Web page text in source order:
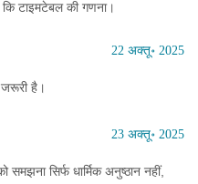
टाइमटेबल की गणना।
22 अक्तू॰ 2025
है।
23 अक्तू॰ 2025
सिर्फ धार्मिक अनुष्ठान नहीं,